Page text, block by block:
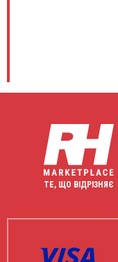
ТЕ, ЩО ВІДРІЗНЯЄ